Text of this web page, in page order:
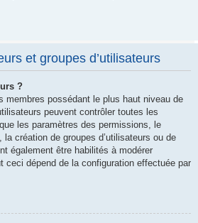
et groupes d’utilisateurs
?
membres possédant le plus haut niveau de
peuvent contrôler toutes les
les paramètres des permissions, le
la création de groupes d’utilisateurs ou de
également être habilités à modérer
ceci dépend de la configuration effectuée par